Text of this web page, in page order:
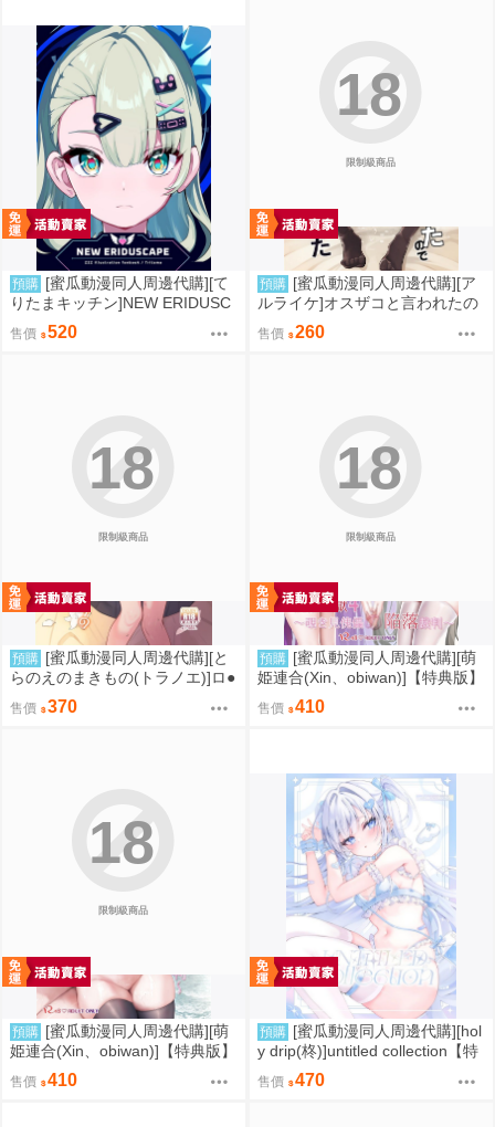
預購 [蜜瓜動漫同人周邊代購][て
りたまキッチン]NEW ERIDUSC
APE(絕區零)(同人誌)
售價 520
限制級商品
18
預購 [蜜瓜動漫同人周邊代購][ア
ルライケ]オスザコと言われたの
で俺の本気でわからせてみた(同
人誌)
售價 260
限制級商品
18
預購 [蜜瓜動漫同人周邊代購][と
らのえのまきもの(トラノエ)]ロ●
巨乳お嬢様藤宮あいりの華麗な
るおねだり(同人誌)
售價 370
限制級商品
18
預購 [蜜瓜動漫同人周邊代購][萌
姫連合(Xin、obiwan)]【特典版】
カーニバル44-混浴地獄4 ～覗き
見傀儡の陥落裁判～(崩壞：星穹
售價 410
限制級商品
18
預購 [蜜瓜動漫同人周邊代購][萌
姫連合(Xin、obiwan)]【特典版】
カーニバル43-混浴地獄3 ～幻月
遊儀の性転換裁判～(崩壞：星穹
售價 410
預購 [蜜瓜動漫同人周邊代購][hol
y drip(柊)]untitled collection【特
典付】(同人誌)
售價 470